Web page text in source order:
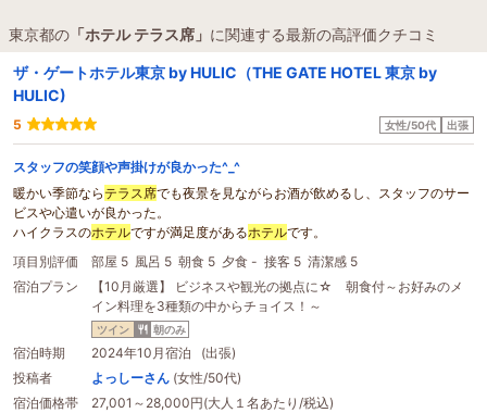
東京都の 「ホテル テラス席」 に関連する最新の高評価クチコミ
ザ・ゲートホテル東京 by HULIC（THE GATE HOTEL 東京 by
HULIC)
5 女性/50代 出張
スタッフの笑顔や声掛けが良かった^_^
暖かい季節なら テラス席でも夜景を見ながらお酒が飲めるし、スタッフのサー
ビスや心遣いが良かった。
ハイクラスのホテルですが満足度があるホテルです。
項目別評価
部屋 5 風呂 5 朝食 5 夕食 - 接客 5 清潔感 5
宿泊プラン
【10月厳選】 ビジネスや観光の拠点に☆ 朝食付～お好みのメ
イン料理を3種類の中からチョイス！～
ツイン 朝のみ
宿泊時期
2024年10月宿泊 (出張)
投稿者
よっしーさん (女性/50代)
宿泊価格帯
27,001～28,000円(大人１名あたり/税込)